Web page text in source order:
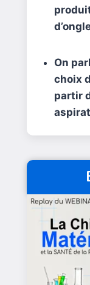
On
choix
partir